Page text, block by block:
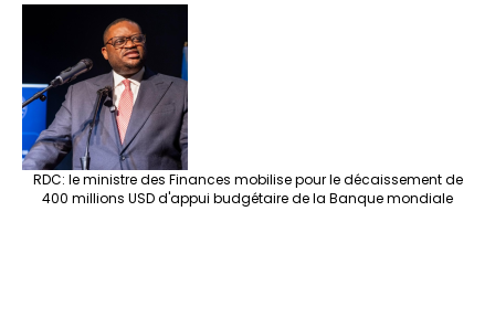
RDC: le ministre des Finances mobilise pour le décaissement de
400 millions USD d'appui budgétaire de la Banque mondiale